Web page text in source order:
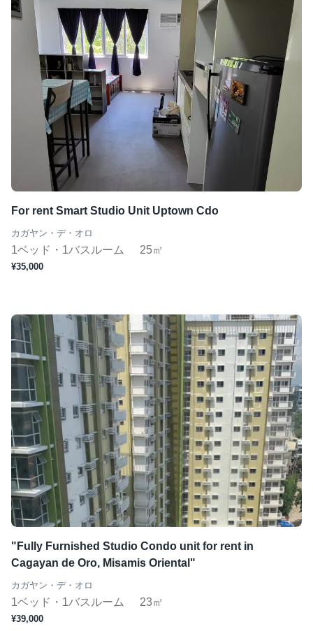
面積
〜
こだわり条件
駐車場有
エアコンつき
プールつき
ジムあり
Wifi完備
コンシェルジュ
短期（１ヶ月〜）
For rent Smart Studio Unit Uptown Cdo
カガヤン・デ・オロ
1ベッド・1バスルーム 25㎡
¥35,000
"Fully Furnished Studio Condo unit for rent in
Cagayan de Oro, Misamis Oriental"
カガヤン・デ・オロ
1ベッド・1バスルーム 23㎡
¥39,000